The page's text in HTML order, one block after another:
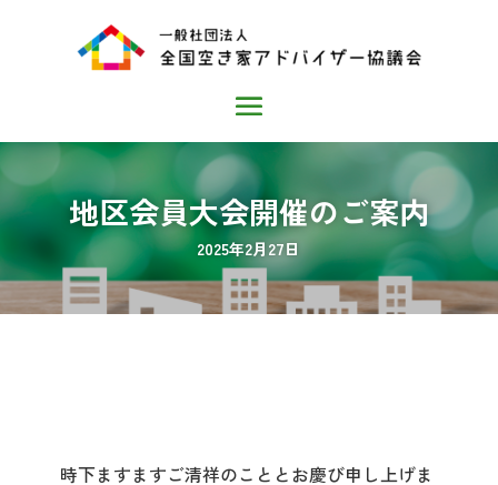
地区会員大会開催のご案内
2025年2月27日
時下ますますご清祥のこととお慶び申し上げま